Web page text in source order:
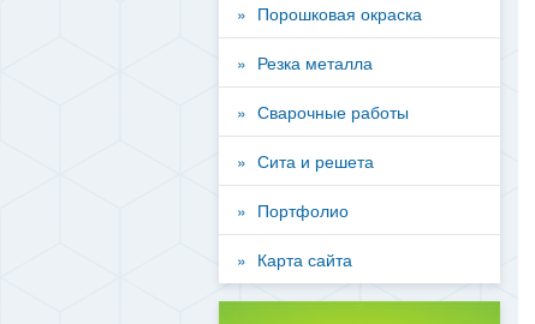
Порошковая окраска
Резка металла
Сварочные работы
Сита и решета
Портфолио
Карта сайта